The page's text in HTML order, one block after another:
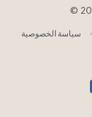
©
سياسة الخصوصية